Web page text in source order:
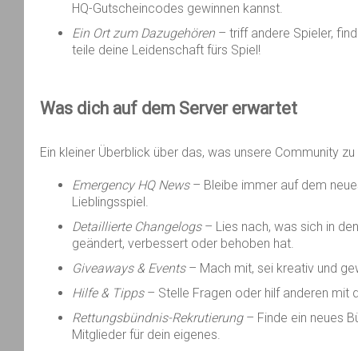
HQ-Gutscheincodes gewinnen kannst.
Ein Ort zum Dazugehören – triff andere Spieler,
teile deine Leidenschaft fürs Spiel!
Was dich auf dem Server erwartet
Ein kleiner Überblick über das, was unsere Community
Emergency HQ News– Bleibe immer auf dem
Lieblingsspiel.
Detaillierte Changelogs– Lies nach, was sich in
geändert, verbessert oder behoben hat.
Giveaways & Events– Mach mit, sei kreativ und
Hilfe & Tipps– Stelle Fragen oder hilf anderen mit
Rettungsbündnis-Rekrutierung– Finde ein neues
Mitglieder für dein eigenes.